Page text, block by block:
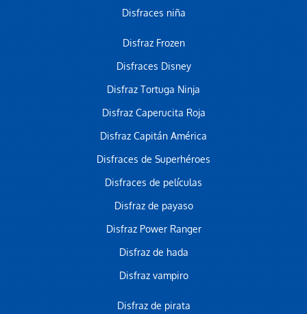
Disfraces niña
Disfraz Frozen
Disfraces Disney
Disfraz Tortuga Ninja
Disfraz Caperucita Roja
Disfraz Capitán América
Disfraces de Superhéroes
Disfraces de películas
Disfraz de payaso
Disfraz Power Ranger
Disfraz de hada
Disfraz vampiro
Disfraz de pirata